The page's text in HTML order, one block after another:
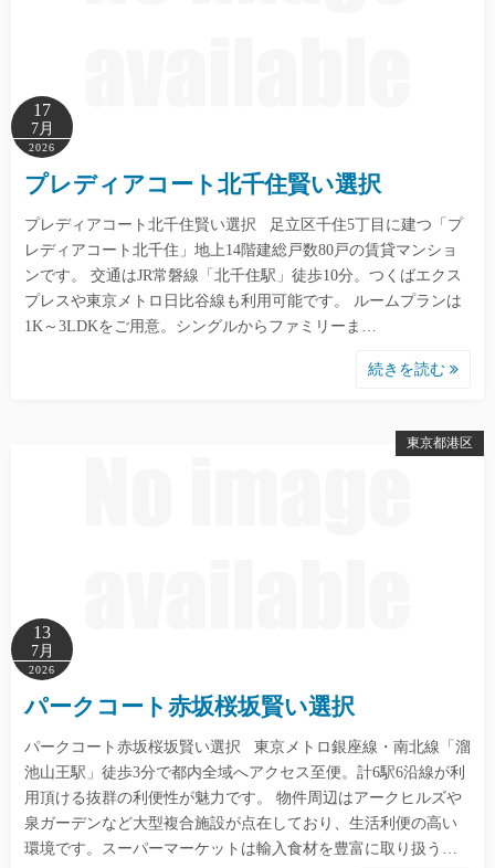
17
7月
2026
プレディアコート北千住賢い選択
プレディアコート北千住賢い選択 足立区千住5丁目に建つ「プ
レディアコート北千住」地上14階建総戸数80戸の賃貸マンショ
ンです。 交通はJR常磐線「北千住駅」徒歩10分。つくばエクス
プレスや東京メトロ日比谷線も利用可能です。 ルームプランは
1K～3LDKをご用意。シングルからファミリーま…
続きを読む
東京都港区
13
7月
2026
パークコート赤坂桜坂賢い選択
パークコート赤坂桜坂賢い選択 東京メトロ銀座線・南北線「溜
池山王駅」徒歩3分で都内全域へアクセス至便。計6駅6沿線が利
用頂ける抜群の利便性が魅力です。 物件周辺はアークヒルズや
泉ガーデンなど大型複合施設が点在しており、生活利便の高い
環境です。スーパーマーケットは輸入食材を豊富に取り扱う…